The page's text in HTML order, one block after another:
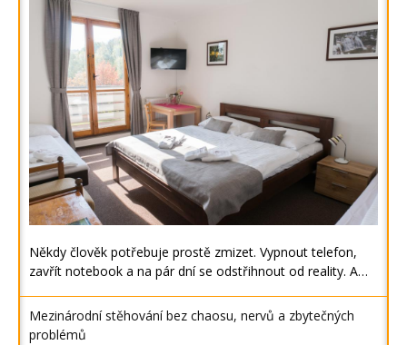
Někdy člověk potřebuje prostě zmizet. Vypnout telefon,
zavřít notebook a na pár dní se odstřihnout od reality. A…
Mezinárodní stěhování bez chaosu, nervů a zbytečných
problémů